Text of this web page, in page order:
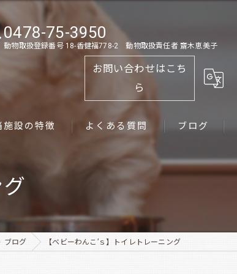
0478-75-3950
動物取扱登録番号 18-香健福778-2 動物取扱責任者 齋木恵美子
お問い合わせはこち
ら
施設の特徴
ピー
よくある質問 ブログ
ブログ 【ベビーわんこ’ｓ】トイレトレーニング